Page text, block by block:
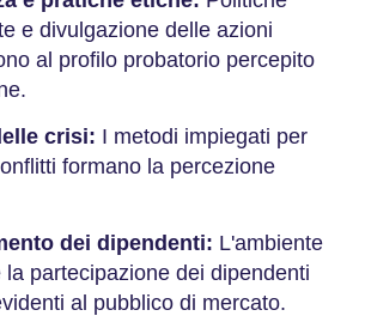
e divulgazione delle azioni
al profilo probatorio percepito
crisi: I metodi impiegati per
formano la percezione
dei dipendenti: L'ambiente
la partecipazione dei dipendenti
al pubblico di mercato.